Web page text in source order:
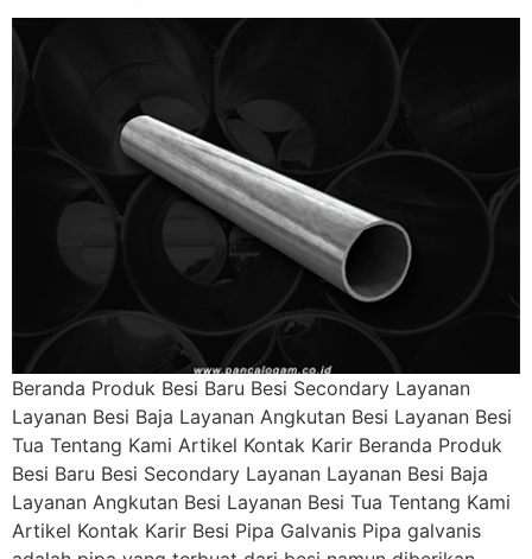
Beranda Produk Besi Baru Besi Secondary Layanan
Layanan Besi Baja Layanan Angkutan Besi Layanan Besi
Tua Tentang Kami Artikel Kontak Karir Beranda Produk
Besi Baru Besi Secondary Layanan Layanan Besi Baja
Layanan Angkutan Besi Layanan Besi Tua Tentang Kami
Artikel Kontak Karir Besi Pipa Galvanis Pipa galvanis